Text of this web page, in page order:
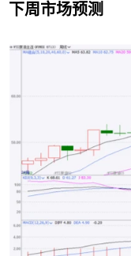
下周市场预测